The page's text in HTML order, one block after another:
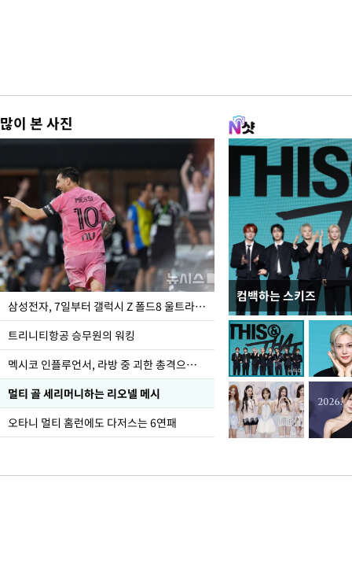
많이 본 사진
삼성전자, 7일부터 갤럭시 Z 폴드8 울트라·폴드8·플립8 출시
트리니티항공 승무원의 워킹
멕시코 인플루언서, 라방 중 괴한 총격으로 사망
멀티 골 세리머니하는 리오넬 메시
오타니 멀티 홈런에도 다저스는 6연패
컴백하는 스키즈
오세훈 "용산어린이
어"